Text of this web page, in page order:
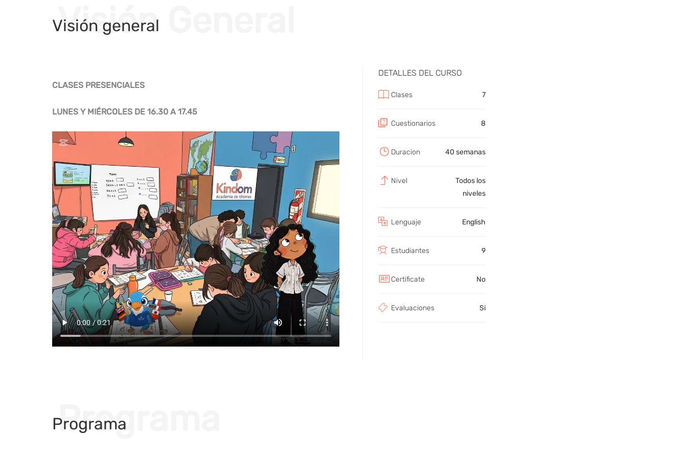
Visión general
Visión General
CLASES PRESENCIALES
LUNES Y MIÉRCOLES DE 16.30 A 17.45
DETALLES DEL CURSO
Clases 7
Cuestionarios 8
Duracion 40 semanas
Nivel
Todos los
niveles
Lenguaje English
Estudiantes 9
Certificate No
Evaluaciones Si
Programa
Programa